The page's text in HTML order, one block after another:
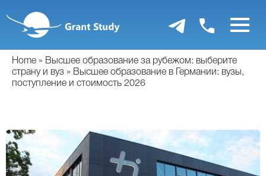
основному
содержанию
Home
Высшее образование за рубежом: выберите
страну и вуз
Высшее образование в Германии: вузы,
поступление и стоимость 2026